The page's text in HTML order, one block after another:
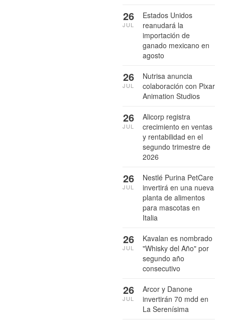
Estados Unidos
reanudará la
importación de
ganado mexicano en
agosto
26
JUL
Nutrisa anuncia
colaboración con Pixar
Animation Studios
26
JUL
Alicorp registra
crecimiento en ventas
y rentabilidad en el
segundo trimestre de
2026
26
JUL
Nestlé Purina PetCare
invertirá en una nueva
planta de alimentos
para mascotas en
Italia
26
JUL
Kavalan es nombrado
"Whisky del Año" por
segundo año
consecutivo
26
JUL
Arcor y Danone
invertirán 70 mdd en
La Serenísima
26
JUL